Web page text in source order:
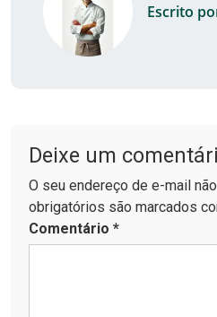
Escrito
Deixe um
O seu endereço de e-mail
obrigatórios são marcados
Comentário *